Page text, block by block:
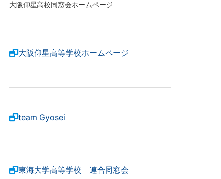
大阪仰星高校同窓会ホームページ
大阪仰星高等学校ホームページ
team Gyosei
東海大学高等学校 連合同窓会